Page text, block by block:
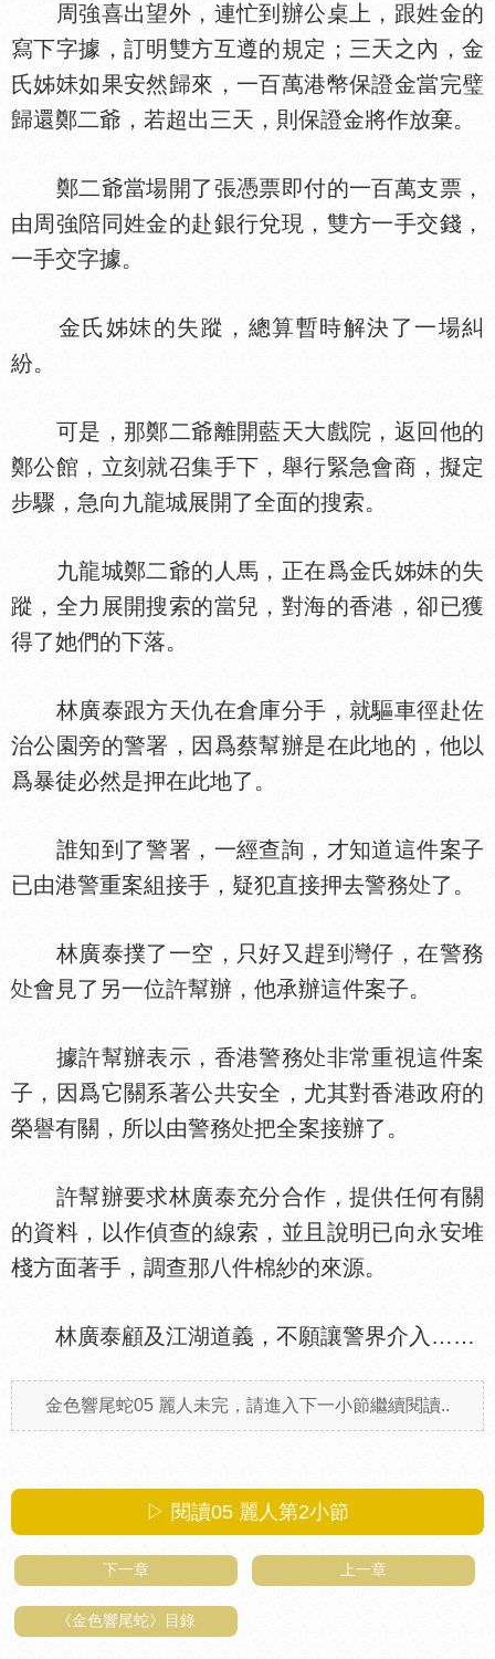
周強喜出望外，連忙到辦公桌上，跟姓金的
寫下字據，訂明雙方互遵的規定；三天之內，金
氏姊
如果安然歸來，一百萬港幣保證金當完璧
歸還鄭二爺，若超出三天，則保證金將作放棄。
鄭二爺當場開了張憑票即付的一百萬支票，
由周強陪同姓金的赴銀行兌現，雙方一手交錢，
一手交字據。
金氏姊
的失蹤，總算暫時解決了一場糾
紛。
可是，那鄭二爺離開藍天大戲院，返回他的
鄭公館，立刻就召集手下，舉行緊急會商，擬定
步驟，急向九龍城展開了全面的搜索。
九龍城鄭二爺的人馬，正在爲金氏姊
的失
蹤，全力展開搜索的當兒，對海的香港，卻已獲
得了她們的下落。
林廣泰跟方天仇在倉庫分手，就驅車徑赴佐
治公園旁的警署，因爲蔡幫辦是在此地的，他以
爲暴徒必然是押在此地了。
誰知到了警署，一經查詢，才知道這件案子
已由港警重案組接手，疑犯直接押去警務
了。
林廣泰撲了一空，只好又趕到灣仔，在警務
會見了另一位許幫辦，他承辦這件案子。
據許幫辦表示，香港警務
非常重視這件案
子，因爲它關系著公共安全，尤其對香港政府的
榮譽有關，所以由警務
把全案接辦了。
許幫辦要求林廣泰充分合作，提供任何有關
的資料，以作偵查的線索，並且說明已向永安堆
棧方面著手，調查那八件棉紗的來源。
林廣泰顧及江湖道義，不願讓警界介入……
金色響尾蛇05 麗人未完，請進入下一小節繼續閱讀..
▷ 閱讀05 麗人第2小節
下一章 上一章
《金色響尾蛇》目錄